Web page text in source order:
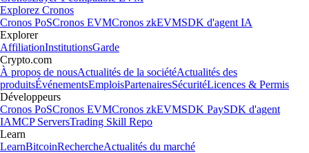
Explorez Cronos
Cronos PoSCronos EVMCronos zkEVMSDK d'agent IA
Explorer
AffiliationInstitutionsGarde
Crypto.com
À propos de nousActualités de la sociétéActualités des
produitsÉvénementsEmploisPartenairesSécuritéLicences & Permis
Développeurs
Cronos PoSCronos EVMCronos zkEVMSDK PaySDK d'agent
IAMCP ServersTrading Skill Repo
Learn
LearnBitcoinRechercheActualités du marché